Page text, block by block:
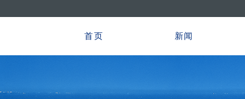
首页 新闻